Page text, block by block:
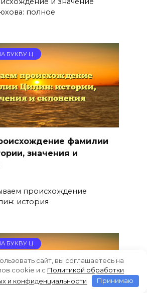
полное
БУКВУ Ц
фамилии
значения и
происхождение
история
БУКВУ Ц
сайт, вы соглашаетесь на
cookie и c Политикой обработки
и конфиденциальности
Принимаю